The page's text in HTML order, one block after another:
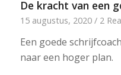
De kracht van een
15 augustus, 2020 / 2
Een goede
naar een hoger plan.